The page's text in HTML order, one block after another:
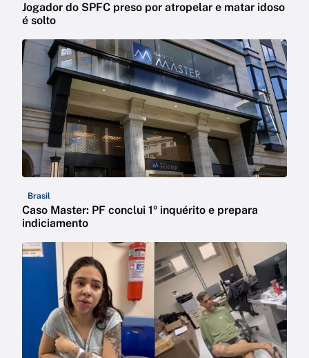
Jogador do SPFC preso por atropelar e matar idoso
é solto
Brasil
Caso Master: PF conclui 1º inquérito e prepara
indiciamento